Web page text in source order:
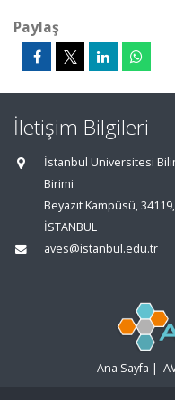
Paylaş
İletişim Bilgileri
İstanbul Üniversitesi
Birimi
Beyazıt Kampüsü,
İSTANBUL
aves@istanbul.edu.tr
Ana Sayfa |